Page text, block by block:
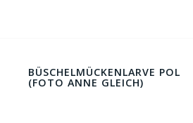
BÜSCHELMÜCKENLARVE POL
(FOTO ANNE GLEICH)